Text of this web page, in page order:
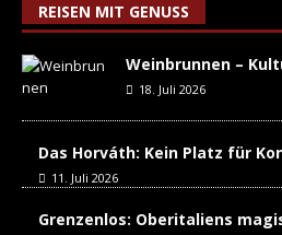
REISEN MIT GENUSS
Weinbrunnen –
18. Juli 2026
Das Horváth: Kein Platz für
11. Juli 2026
Grenzenlos: Oberitaliens